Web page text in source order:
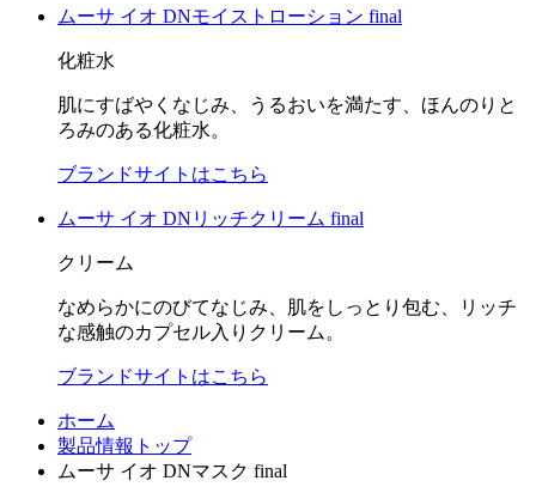
ムーサ イオ DNモイストローション final
化粧水
肌にすばやくなじみ、うるおいを満たす、ほんのりと
ろみのある化粧水。
ブランドサイトはこちら
ムーサ イオ DNリッチクリーム final
クリーム
なめらかにのびてなじみ、肌をしっとり包む、リッチ
な感触のカプセル入りクリーム。
ブランドサイトはこちら
ホーム
製品情報トップ
ムーサ イオ DNマスク final